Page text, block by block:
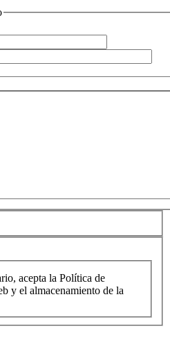
acepta la Política de
y el almacenamiento de la